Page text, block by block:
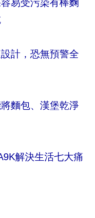
易受污染有棒麴
計，恐無預警全
麵包、漢堡乾淨
解決生活七大痛